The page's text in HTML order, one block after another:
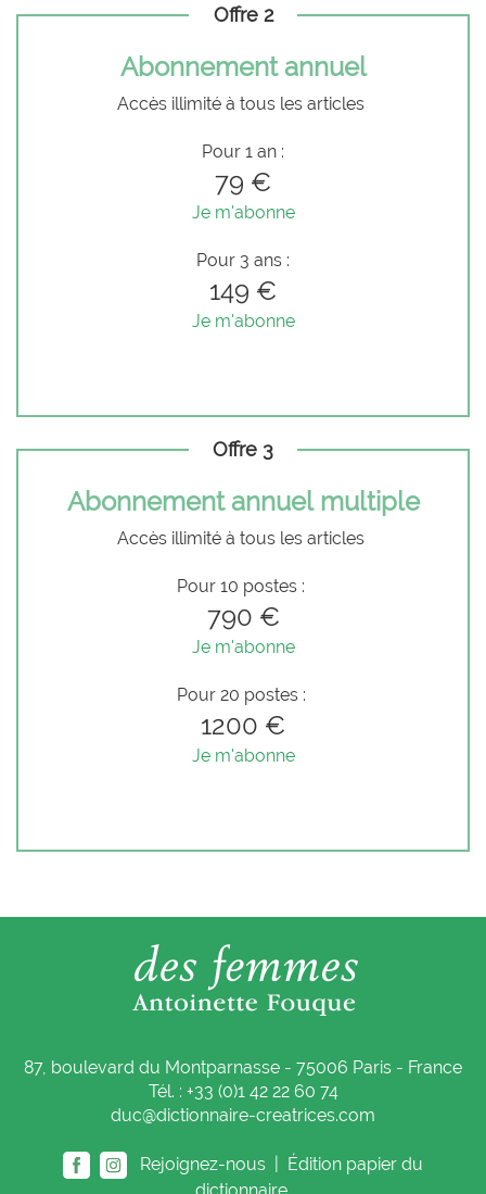
Offre 2
Abonnement annuel
Accès illimité à tous les articles
Pour 1 an :
79 €
Je m'abonne
Pour 3 ans :
149 €
Je m'abonne
Offre 3
Abonnement annuel multiple
Accès illimité à tous les articles
Pour 10 postes :
790 €
Je m'abonne
Pour 20 postes :
1200 €
Je m'abonne
87, boulevard du Montparnasse - 75006 Paris - France
Tél. : +33 (0)1 42 22 60 74
duc@dictionnaire-creatrices.com
Rejoignez-nous |
Édition papier du